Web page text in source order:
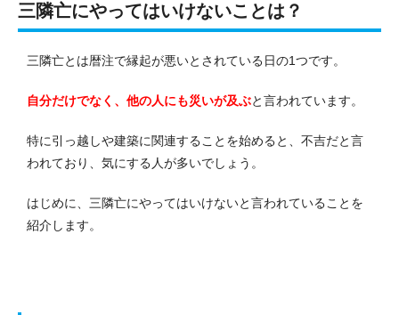
三隣亡にやってはいけないことは？
三隣亡とは暦注で縁起が悪いとされている日の1つです。
自分だけでなく、他の人にも災いが及ぶと言われています。
特に引っ越しや建築に関連することを始めると、不吉だと言
われており、気にする人が多いでしょう。
はじめに、三隣亡にやってはいけないと言われていることを
紹介します。